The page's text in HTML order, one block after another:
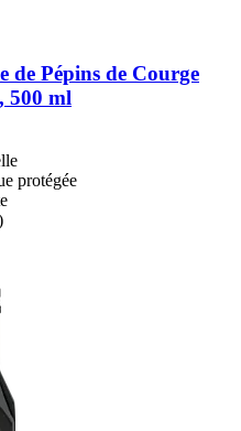
de Pépins de Courge
500 ml
protégée